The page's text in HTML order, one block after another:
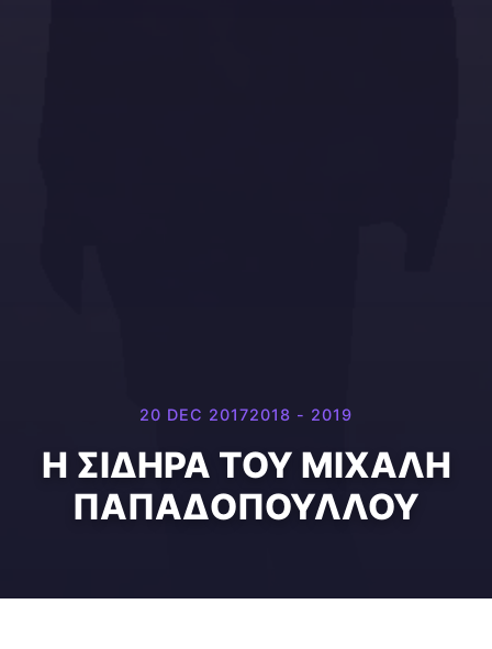
20 DEC 20172018 - 2019
Η ΣΙΔΗΡΑ ΤΟΥ ΜΙΧΑΛΗ
ΠΑΠΑΔΟΠΟΥΛΛΟΥ